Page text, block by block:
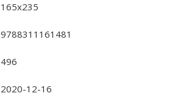
165x235
9788311161481
496
2020-12-16